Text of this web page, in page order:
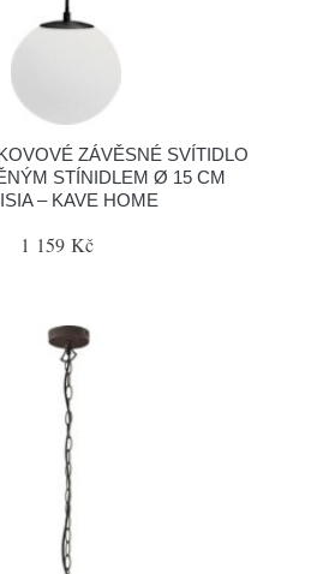
ZÁVĚSNÉ SVÍTIDLO
STÍNIDLEM Ø 15 CM
– KAVE HOME
1 159 Kč